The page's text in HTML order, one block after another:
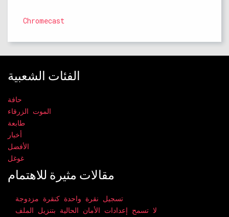
Chromecast
الفئات الشعبية
حافة
الموت الزرقاء
طابعة
أخبار
الأفضل
غوغل
مقالات مثيرة للاهتمام
تسجيل نقرة واحدة كنقرة مزدوجة
لا تسمح إعدادات الأمان الحالية بتنزيل الملف